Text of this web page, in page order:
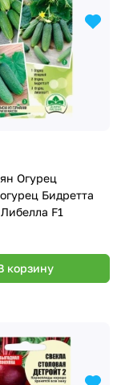
Огурец
Бидретта
F1
корзину